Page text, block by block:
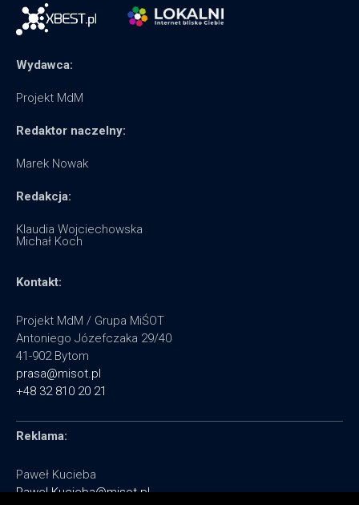
Wydawca:
Projekt MdM
Redaktor naczelny:
Marek Nowak
Redakcja:
Klaudia Wojciechowska
Michał Koch
Kontakt:
Projekt MdM / Grupa MiŚOT
Antoniego Józefczaka 29/40
41-902 Bytom
prasa@misot.pl
+48 32 810 20 21
Reklama:
Paweł Kucieba
Pawel.Kucieba@misot.pl